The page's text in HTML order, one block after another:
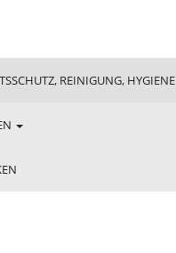
REINIGUNG, HYGIENE